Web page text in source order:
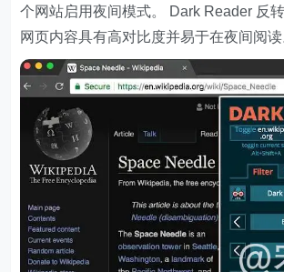
个网站启用夜间模式。 Dark Reader 反
网页内容具有高对比度并易于在夜间阅读